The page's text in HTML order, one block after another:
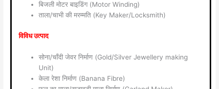
बिजली मोटर बाइडिंग (Motor Winding)
ताला/चाभी की मरम्मति (Key Maker/Locksmith)
विविध उत्पाद
सोना/चाँदी जेवर निर्माण (Gold/Silver Jewellery making
Unit)
केला रेशा निर्माण (Banana Fibre)